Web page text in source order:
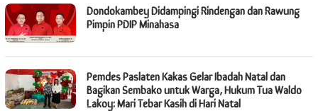
Dondokambey Didampingi Rindengan dan Rawung
Pimpin PDIP Minahasa
Pemdes Paslaten Kakas Gelar Ibadah Natal dan
Bagikan Sembako untuk Warga, Hukum Tua Waldo
Lakoy: Mari Tebar Kasih di Hari Natal